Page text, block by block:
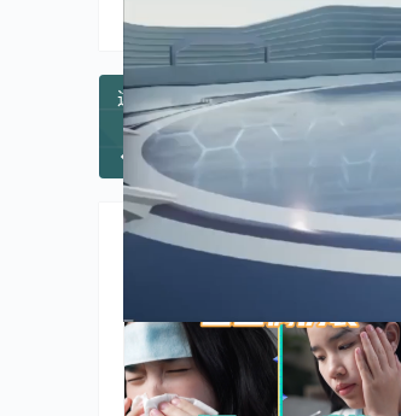
生
这些检查可以及早发现消化道的异
上一篇
相关推荐